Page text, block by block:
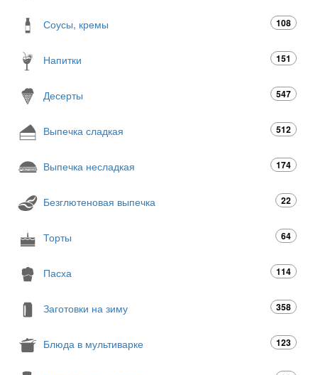
Соусы, кремы 108
Напитки 151
Десерты 547
Выпечка сладкая 512
Выпечка несладкая 174
Безглютеновая выпечка 22
Торты 64
Пасха 114
Заготовки на зиму 358
Блюда в мультиварке 123